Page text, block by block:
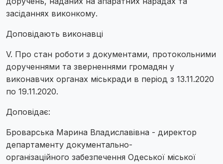
засіданнях виконкому.
Доповідають виконавці
V. Про стан роботи з документами, протокольними
дорученнями та зверненнями громадян у
виконавчих органах міськради в період з 13.11.2020
по 19.11.2020.
Доповідає:
Броварська Марина Владиславівна - директор
департаменту документально-
організаційного забезпечення Одеської міської